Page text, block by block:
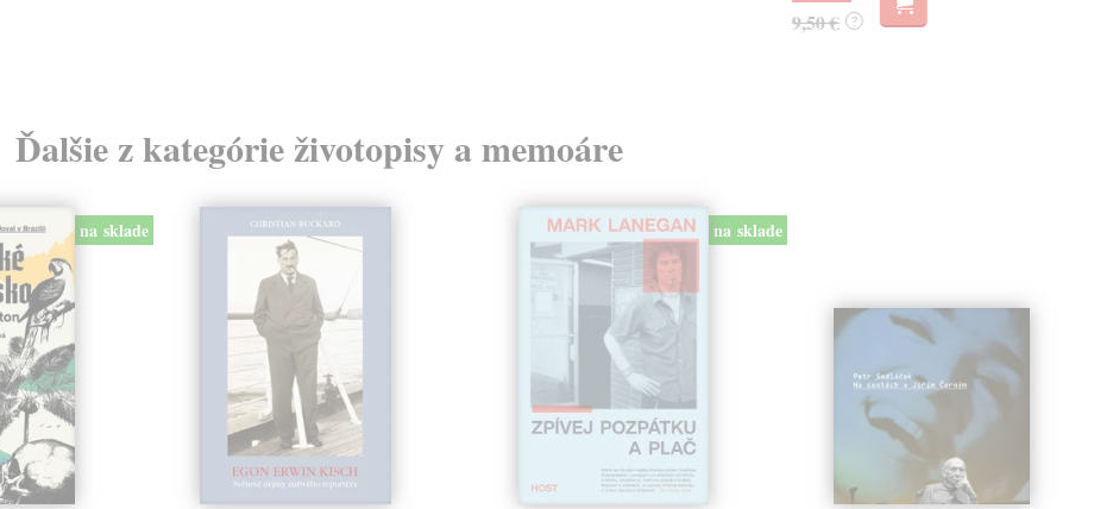
9,50 € ?
Ďalšie z kategórie životopisy a memoáre
na sklade na sklade